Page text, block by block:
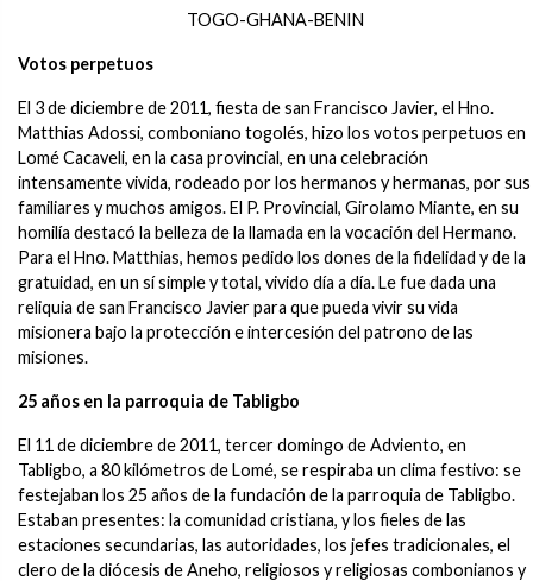
TOGO-GHANA-BENIN
Votos perpetuos
El 3 de diciembre de 2011, fiesta de san Francisco Javier, el Hno.
Matthias Adossi, comboniano togolés, hizo los votos perpetuos en
Lomé Cacaveli, en la casa provincial, en una celebración
intensamente vivida, rodeado por los hermanos y hermanas, por sus
familiares y muchos amigos. El P. Provincial, Girolamo Miante, en su
homilía destacó la belleza de la llamada en la vocación del Hermano.
Para el Hno. Matthias, hemos pedido los dones de la fidelidad y de la
gratuidad, en un sí simple y total, vivido día a día. Le fue dada una
reliquia de san Francisco Javier para que pueda vivir su vida
misionera bajo la protección e intercesión del patrono de las
misiones.
25 años en la parroquia de Tabligbo
El 11 de diciembre de 2011, tercer domingo de Adviento, en
Tabligbo, a 80 kilómetros de Lomé, se respiraba un clima festivo: se
festejaban los 25 años de la fundación de la parroquia de Tabligbo.
Estaban presentes: la comunidad cristiana, y los fieles de las
estaciones secundarias, las autoridades, los jefes tradicionales, el
clero de la diócesis de Aneho, religiosos y religiosas combonianos y